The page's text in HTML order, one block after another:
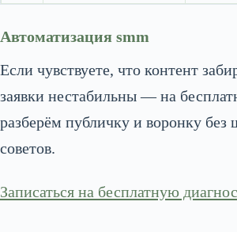
Автоматизация smm
Если чувствуете, что контент
заявки нестабильны — на
разберём публичку и воронку без
советов.
Записаться на бесплатную